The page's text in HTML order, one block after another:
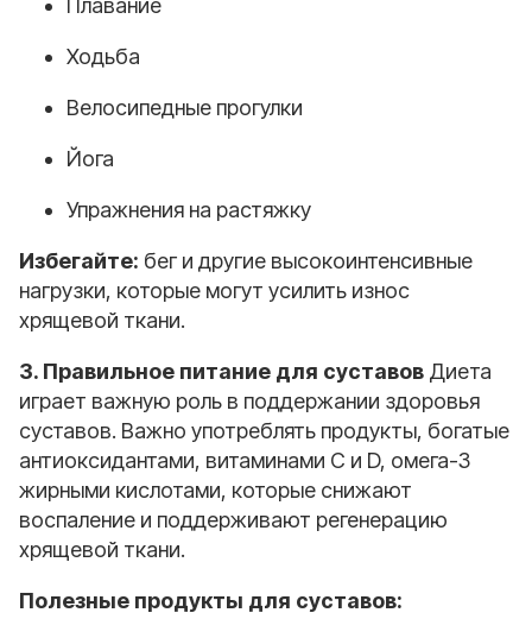
Плавание
Ходьба
Велосипедные прогулки
Йога
Упражнения на растяжку
Избегайте: бег и другие высокоинтенсивные
нагрузки, которые могут усилить износ
хрящевой ткани.
3. Правильное питание для суставов Диета
играет важную роль в поддержании здоровья
суставов. Важно употреблять продукты, богатые
антиоксидантами, витаминами C и D, омега-3
жирными кислотами, которые снижают
воспаление и поддерживают регенерацию
хрящевой ткани.
Полезные продукты для суставов: